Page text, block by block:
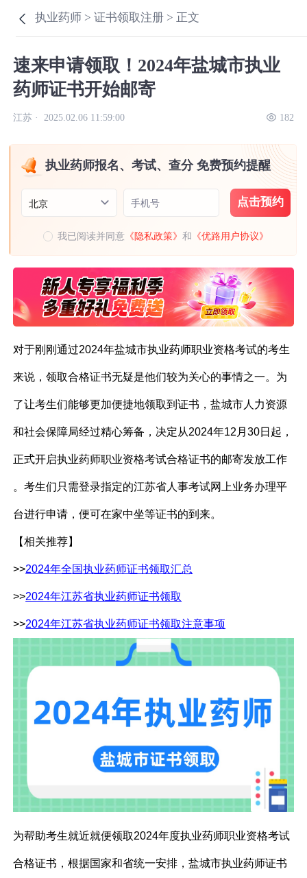
执业药师 >证书领取注册 > 正文
速来申请领取！2024年盐城市执业
药师证书开始邮寄
江苏 · 2025.02.06 11:59:00 182
执业药师报名、考试、查分 免费预约提醒
北京 手机号 点击预约
我已阅读并同意 《隐私政策》和 《优路用户协议》
对于刚刚通过2024年盐城市执业药师职业资格考试的考生
来说，领取合格证书无疑是他们较为关心的事情之一。为
了让考生们能够更加便捷地领取到证书，盐城市人力资源
和社会保障局经过精心筹备，决定从2024年12月30日起，
正式开启执业药师职业资格考试合格证书的邮寄发放工作
。考生们只需登录指定的江苏省人事考试网上业务办理平
台进行申请，便可在家中坐等证书的到来。
【相关推荐】
>>2024年全国执业药师证书领取汇总
>>2024年江苏省执业药师证书领取
>>2024年江苏省执业药师证书领取注意事项
为帮助考生就近就便领取2024年度执业药师职业资格考试
合格证书，根据国家和省统一安排，盐城市执业药师证书